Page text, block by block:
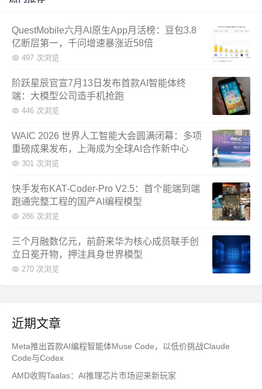
QuestMobile六月AI原生App月活榜：豆包3.8
亿断层第一，千问增速暴涨近58倍
497 次浏览
阶跃星辰官宣7月13日发布首款AI智能体终
端：大模型公司造手机抢跑
446 次浏览
WAIC 2026 世界人工智能大会圆满闭幕：多项
重磅成果发布，上海成为全球AI合作新中心
301 次浏览
快手发布KAT-Coder-Pro V2.5：首个能端到端
跑通完整工程的国产AI编程模型
286 次浏览
三个月融数亿元，前蔚来华为核心成员联手创
立日冕开物，押注具身世界模型
270 次浏览
近期文章
Meta推出首款AI编程智能体Muse Code，以低价挑战Claude
Code与Codex
AMD收购Taalas：AI推理芯片市场迎来新玩家